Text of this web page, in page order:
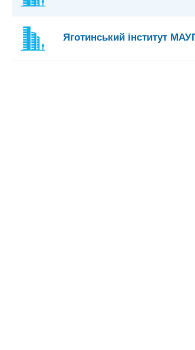
Яготинський інститут